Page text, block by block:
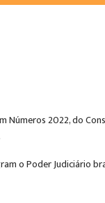
2022, do
o Poder Judiciário